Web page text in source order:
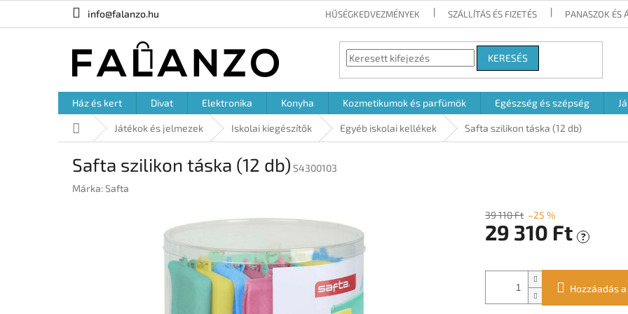
info@falanzo.hu HŰSÉGKEDVEZMÉNYEK SZÁLLÍTÁS ÉS FIZETÉS PANASZOK ÉS
KERESÉS
Ház és kert Divat Elektronika Konyha Kozmetikumok és parfümök Egészség és szépség
KezdőlapJátékok és jelmezek Iskolai kiegészítők Egyéb iskolai kellékek Safta szilikon táska (12 db)
Safta szilikon táska (12 db) S4300103
Márka:Safta
39 110 Ft –25 %
29 310 Ft ?
Hozzáadás